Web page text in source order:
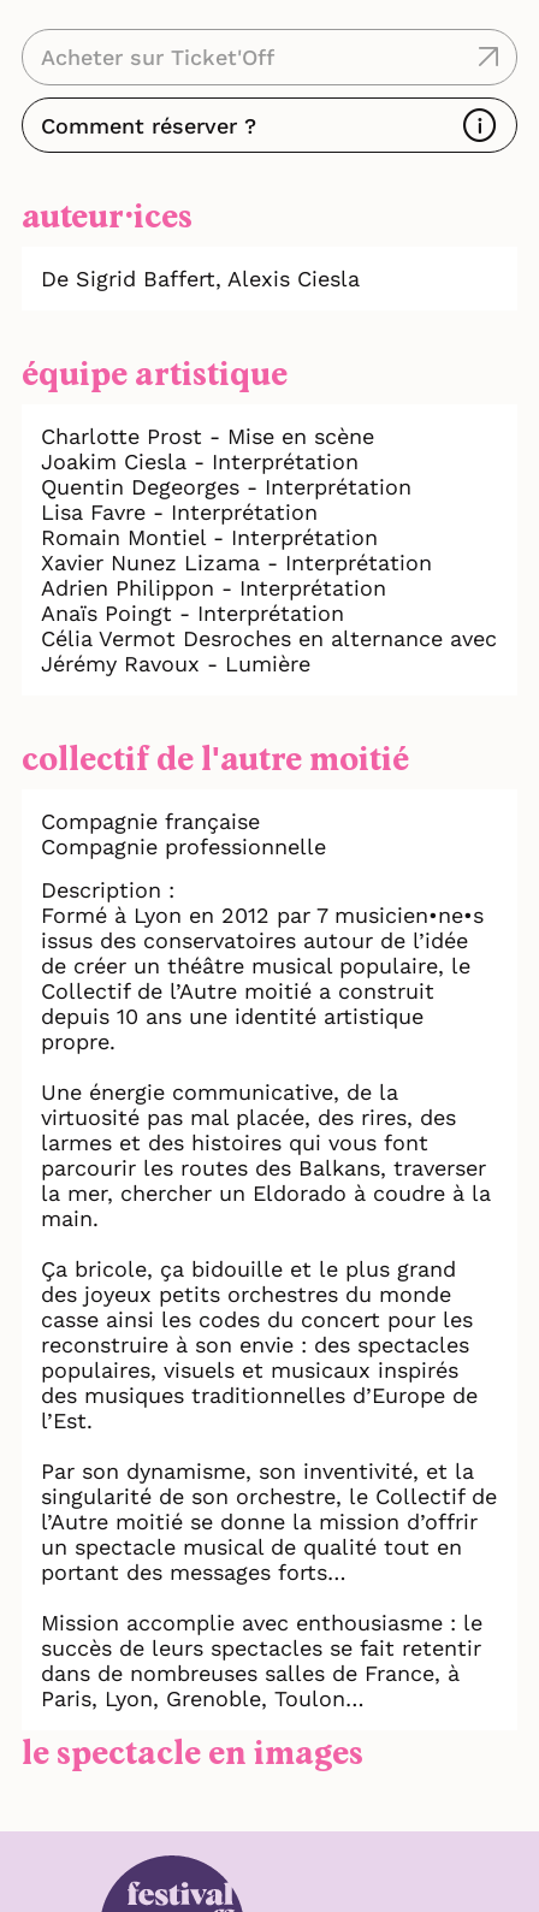
Un Livre-CD — Éditions des Braques
Narration : Jean-Pierre Darroussin
Interprétation musicale : Collectif de
l’Autre Moitié
Coup de cœur & Grand Prix international
Cros
Prix du livre audio — Lire dans le Noir /
Coup de cœur — Le Point.fr
Acheter sur Ticket'Off
Comment réserver ?
auteur⸱ices
De Sigrid Baffert, Alexis Ciesla
équipe artistique
Charlotte Prost - Mise en scène
Joakim Ciesla - Interprétation
Quentin Degeorges - Interprétation
Lisa Favre - Interprétation
Romain Montiel - Interprétation
Xavier Nunez Lizama - Interprétation
Adrien Philippon - Interprétation
Anaïs Poingt - Interprétation
Célia Vermot Desroches en alternance avec
Jérémy Ravoux - Lumière
collectif de l'autre moitié
Compagnie française
Compagnie professionnelle
Description :
Formé à Lyon en 2012 par 7 musicien•ne•s
issus des conservatoires autour de l’idée
de créer un théâtre musical populaire, le
Collectif de l’Autre moitié a construit
depuis 10 ans une identité artistique
propre.
Une énergie communicative, de la
virtuosité pas mal placée, des rires, des
larmes et des histoires qui vous font
parcourir les routes des Balkans, traverser
la mer, chercher un Eldorado à coudre à la
main.
Ça bricole, ça bidouille et le plus grand
des joyeux petits orchestres du monde
casse ainsi les codes du concert pour les
reconstruire à son envie : des spectacles
populaires, visuels et musicaux inspirés
des musiques traditionnelles d’Europe de
l’Est.
Par son dynamisme, son inventivité, et la
singularité de son orchestre, le Collectif de
l’Autre moitié se donne la mission d’offrir
un spectacle musical de qualité tout en
portant des messages forts…
Mission accomplie avec enthousiasme : le
succès de leurs spectacles se fait retentir
dans de nombreuses salles de France, à
Paris, Lyon, Grenoble, Toulon…
le spectacle en images